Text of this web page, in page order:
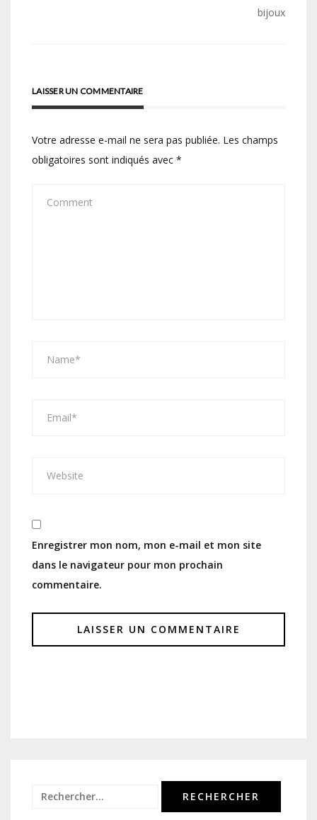
bijoux
LAISSER UN COMMENTAIRE
Votre adresse e-mail ne sera pas publiée. Les champs
obligatoires sont indiqués avec *
Enregistrer mon nom, mon e-mail et mon site
dans le navigateur pour mon prochain
commentaire.
Rechercher :